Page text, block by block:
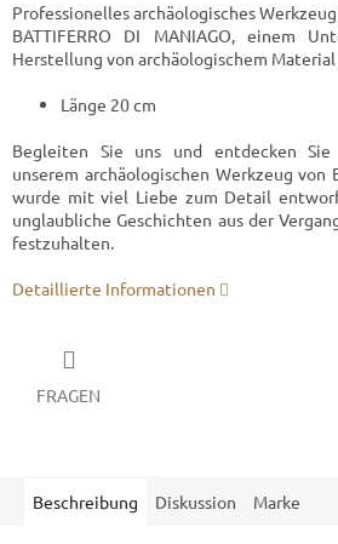
Professionelles archäologisches
BATTIFERRO DI MANIAGO, einem
Herstellung von archäologischem
Länge 20 cm
Begleiten Sie uns und entdecken
unserem archäologischen Werkzeug
wurde mit viel Liebe zum Detail
unglaubliche Geschichten aus der
festzuhalten.
Detaillierte Informationen
FRAGEN
Beschreibung Diskussion Marke